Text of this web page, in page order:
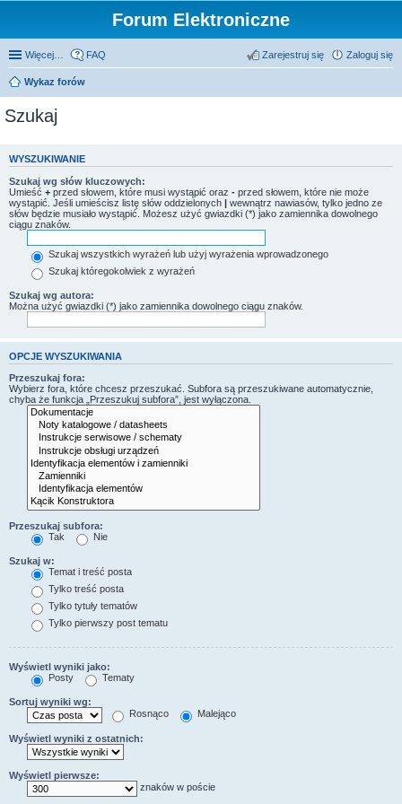
Forum Elektroniczne
Więcej… FAQ Zaloguj się
Zarejestruj się
Wykaz forów
Szukaj
WYSZUKIWANIE
Szukaj wg słów kluczowych:
Umieść + przed słowem, które musi wystąpić oraz - przed słowem, które nie może
wystąpić. Jeśli umieścisz listę słów oddzielonych | wewnątrz nawiasów, tylko jedno ze
słów będzie musiało wystąpić. Możesz użyć gwiazdki (*) jako zamiennika dowolnego
ciągu znaków.
Szukaj wszystkich wyrażeń lub użyj wyrażenia wprowadzonego
Szukaj któregokolwiek z wyrażeń
Szukaj wg autora:
Można użyć gwiazdki (*) jako zamiennika dowolnego ciągu znaków.
OPCJE WYSZUKIWANIA
Przeszukaj fora:
Wybierz fora, które chcesz przeszukać. Subfora są przeszukiwane automatycznie,
chyba że funkcja „Przeszukuj subfora”, jest wyłączona.
Przeszukaj subfora:
Tak
Nie
Szukaj w:
Temat i treść posta
Tylko treść posta
Tylko tytuły tematów
Tylko pierwszy post tematu
Wyświetl wyniki jako:
Posty
Tematy
Sortuj wyniki wg:
Rosnąco
Malejąco
Wyświetl wyniki z ostatnich:
Wyświetl pierwsze:
znaków w poście